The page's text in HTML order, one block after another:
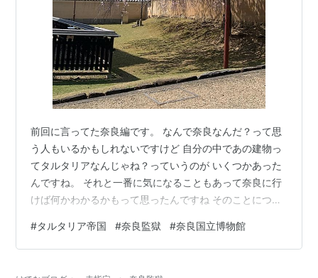
前回に言ってた奈良編です。 なんで奈良なんだ？って思
う人もいるかもしれないですけど 自分の中であの建物っ
てタルタリアなんじゃね？っていうのが いくつかあった
んですね。 それと一番に気になることもあって奈良に行
けば何かわかるかもって思ったんですね そのことについ
アースタートです。 まず最初に気になったのがこのJR奈
良の駅舎なんですね 今は駅舎としては使われていないみ
#タルタリア帝国 #奈良監獄 #奈良国立博物館